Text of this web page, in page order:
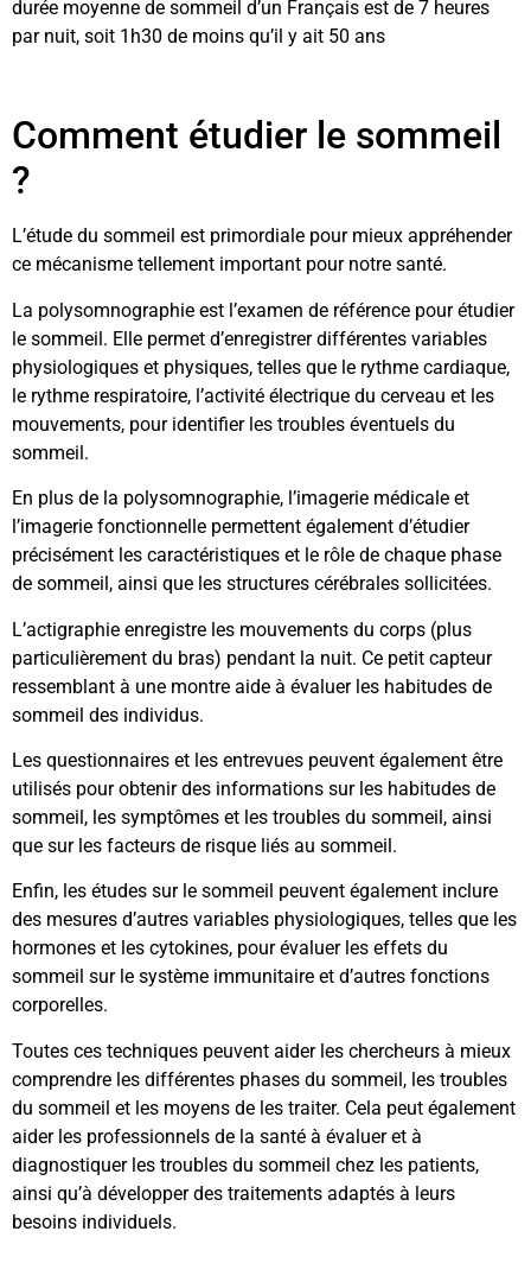
durée moyenne de sommeil d’un Français est de 7 heures
par nuit, soit 1h30 de moins qu’il y ait 50 ans
Comment étudier le sommeil
?
L’étude du sommeil est primordiale pour mieux appréhender
ce mécanisme tellement important pour notre santé.
La polysomnographie est l’examen de référence pour étudier
le sommeil. Elle permet d’enregistrer différentes variables
physiologiques et physiques, telles que le rythme cardiaque,
le rythme respiratoire, l’activité électrique du cerveau et les
mouvements, pour identifier les troubles éventuels du
sommeil.
En plus de la polysomnographie, l’imagerie médicale et
l’imagerie fonctionnelle permettent également d’étudier
précisément les caractéristiques et le rôle de chaque phase
de sommeil, ainsi que les structures cérébrales sollicitées.
L’actigraphie enregistre les mouvements du corps (plus
particulièrement du bras) pendant la nuit. Ce petit capteur
ressemblant à une montre aide à évaluer les habitudes de
sommeil des individus.
Les questionnaires et les entrevues peuvent également être
utilisés pour obtenir des informations sur les habitudes de
sommeil, les symptômes et les troubles du sommeil, ainsi
que sur les facteurs de risque liés au sommeil.
Enfin, les études sur le sommeil peuvent également inclure
des mesures d’autres variables physiologiques, telles que les
hormones et les cytokines, pour évaluer les effets du
sommeil sur le système immunitaire et d’autres fonctions
corporelles.
Toutes ces techniques peuvent aider les chercheurs à mieux
comprendre les différentes phases du sommeil, les troubles
du sommeil et les moyens de les traiter. Cela peut également
aider les professionnels de la santé à évaluer et à
diagnostiquer les troubles du sommeil chez les patients,
ainsi qu’à développer des traitements adaptés à leurs
besoins individuels.